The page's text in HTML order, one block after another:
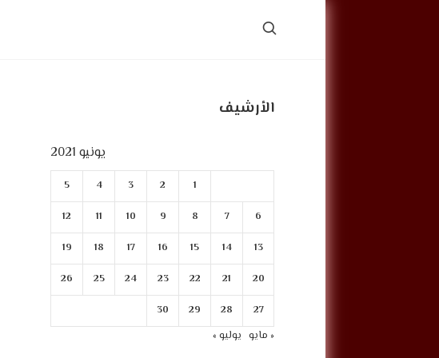
الأرشيف
يونيو 2021
1
2
3
4
5
6
7
8
9
10
11
12
13
14
15
16
17
18
19
20
21
22
23
24
25
26
27
28
29
30
« مايو يوليو »